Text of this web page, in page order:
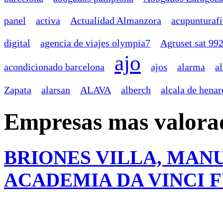
panel activa Actualidad Almanzora
digital agencia de viajes olympia7 Agruset sat
acondicionado barcelona ajo ajos alarma
Zapata alarsan ALAVA alberch alcala de
Empresas mas
BRIONES VILLA,
ACADEMIA DA VINCI